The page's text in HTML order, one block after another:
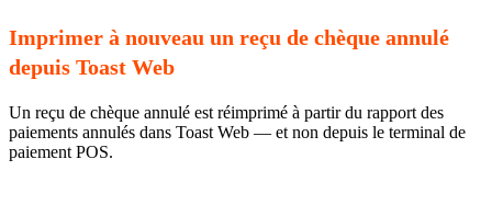
Imprimer à nouveau un reçu de chèque annulé
depuis Toast Web
Un reçu de chèque annulé est réimprimé à partir du rapport des
paiements annulés dans Toast Web — et non depuis le terminal de
paiement POS.